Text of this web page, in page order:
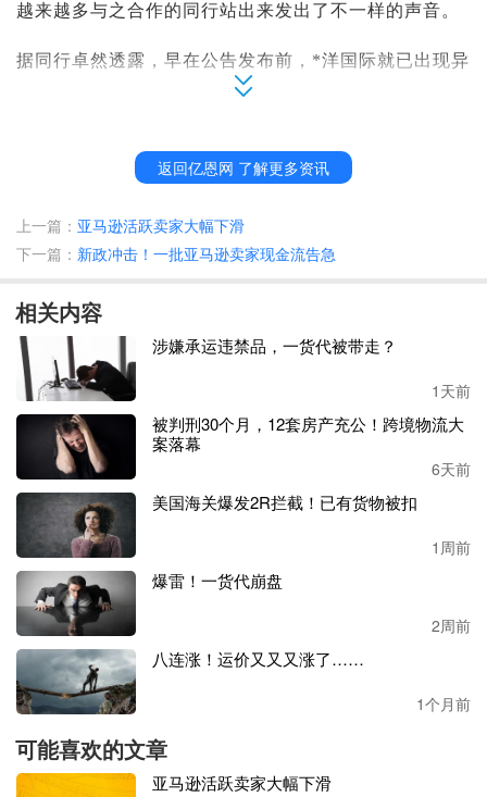
越来越多与之合作的同行站出来发出了不一样的声音。
据同行卓然透露，早在公告发布前， *洋国际就已出现异
常，目前已有近200家合作同行遭殃，数百个货柜陷入滞
予放行，现在完全没人处理，所谓的赎货也只是拖延之
货代圈里，类似的求助早已刷屏：
柜呀？”、“我的EXX航线7天没提柜，船早就到港了！”
闭。
“我们前后发了12个货柜，总运费近200万，钱早就结清
了，现在货在洛杉矶港，提不出来也转不了单。”义乌一
位货代负责人无奈表示，此前对接时，*洋国际的工作人
员一直以“海关查验”、“舱位紧张”等借口拖延进度，直
到停业公告发布，大家才恍然大悟，自己早已陷入骗
局。
更令人起疑的是，
行爆料，事发前，公司原有股东已全部退出，他表示：
“按常理，如果只是正常经营亏损，股东不会在风险暴露
前集体退股，这分明是早有准备，为退出铺路。”这一异
常举动，也让这场“资金链断裂”的说法颇显可疑。
低价陷阱，本质是
卓然称： “*洋 国际能快速
核心杀手锏就是低价，它的
在义乌货代圈，差几毛钱就能抢走大量客户。
返回亿恩网 了解更多资讯
上一篇： 亚马逊活跃卖家大幅下滑
下一篇： 新政冲击！一批亚马逊卖家现金流告急
相关内容
涉嫌承运违禁品，一货代被带走？
1天前
被判刑30个月，12套房产充公！跨境物流大
案落幕
6天前
美国海关爆发2R拦截！已有货物被扣
1周前
爆雷！一货代崩盘
2周前
八连涨！运价又又又涨了……
1个月前
可能喜欢的文章
亚马逊活跃卖家大幅下滑